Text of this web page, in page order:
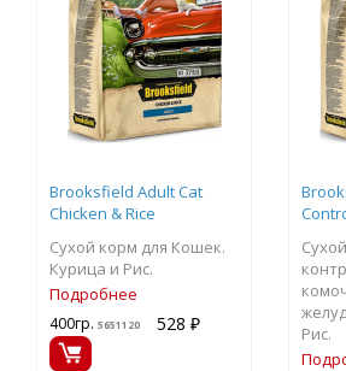
Brooksfield Adult Cat
Chicken & Rice
Сухой корм для Кошек.
Курица и Рис.
Подробнее
400гр. 5651120 528 ₽
Рис.